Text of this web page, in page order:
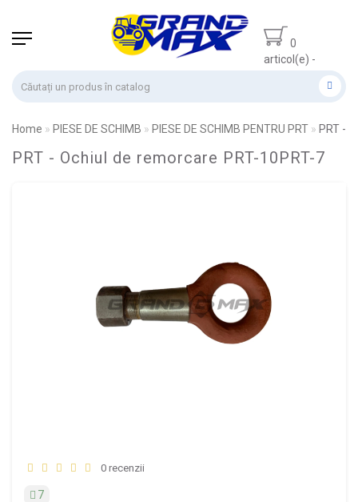
0
articol(e) -
Home PIESE DE SCHIMB PIESE DE SCHIMB PENTRU PRT PRT -
PRT - Ochiul de remorcare PRT-10PRT-7
0 recenzii
7